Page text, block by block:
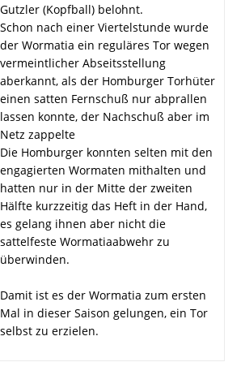
Gutzler (Kopfball) belohnt.
Schon nach einer Viertelstunde wurde
der Wormatia ein reguläres Tor wegen
vermeintlicher Abseitsstellung
aberkannt, als der Homburger Torhüter
einen satten Fernschuß nur abprallen
lassen konnte, der Nachschuß aber im
Netz zappelte
Die Homburger konnten selten mit den
engagierten Wormaten mithalten und
hatten nur in der Mitte der zweiten
Hälfte kurzzeitig das Heft in der Hand,
es gelang ihnen aber nicht die
sattelfeste Wormatiaabwehr zu
überwinden.
Damit ist es der Wormatia zum ersten
Mal in dieser Saison gelungen, ein Tor
selbst zu erzielen.